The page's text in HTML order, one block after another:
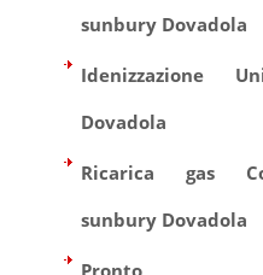
sunbury Dovadola
Idenizzazione
Dovadola
Ricarica gas
sunbury Dovadola
Pronto